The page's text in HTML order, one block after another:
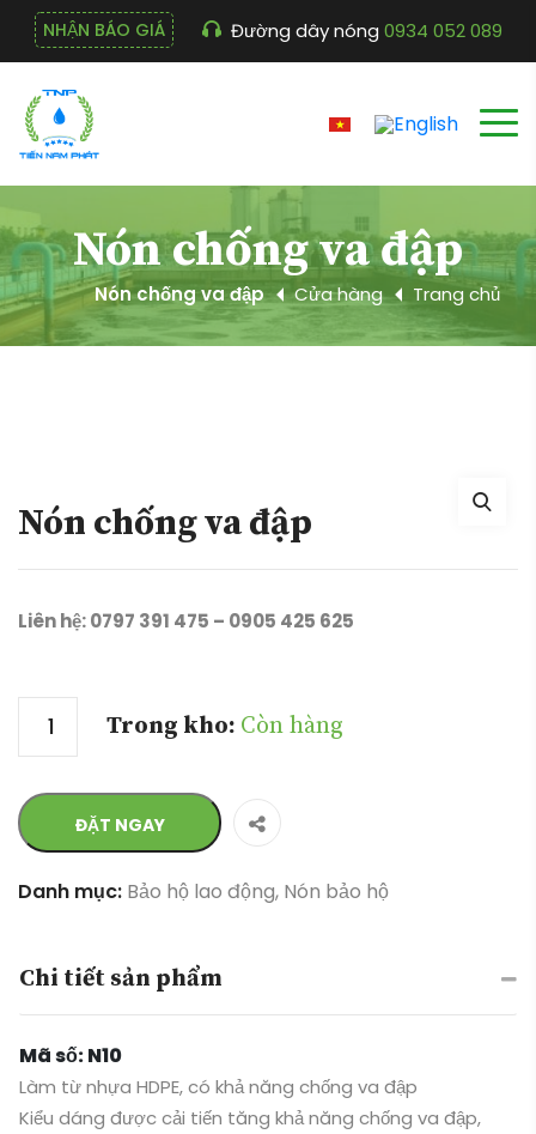
NHẬN BÁO GIÁ Đường dây nóng 0934 052 089
Nón chống va đập
Trang chủ
Cửa hàng
Nón chống va đập
Nón chống va đập
Liên hệ: 0797 391 475 – 0905 425 625
Trong kho: Còn hàng
ĐẶT NGAY
Danh mục: Bảo hộ lao động, Nón bảo hộ
Chi tiết sản phẩm
Mã số: N10
Làm từ nhựa HDPE, có khả năng chống va đập
Kiểu dáng được cải tiến tăng khả năng chống va đập,